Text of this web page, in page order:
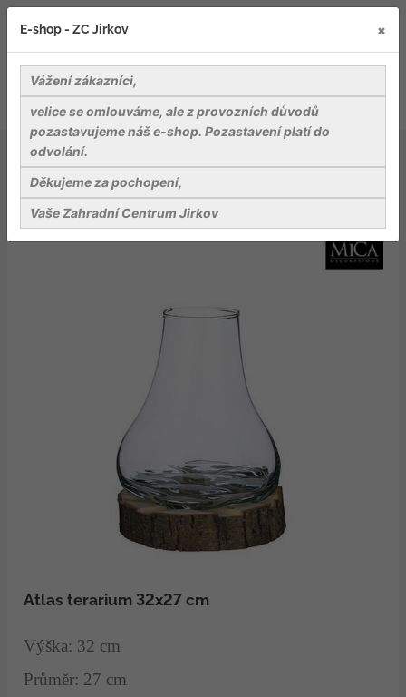
Bydlení a relaxace v zahradě
Atlas terarium 32x27 cm
Atlas terarium 32x27 cm
Výška: 32 cm
Průměr: 27 cm
E-shop - ZC Jirkov ×
Vážení zákazníci,
velice se omlouváme, ale z provozních důvodů
pozastavujeme náš e-shop. Pozastavení platí do
odvolání.
Děkujeme za pochopení,
Vaše Zahradní Centrum Jirkov